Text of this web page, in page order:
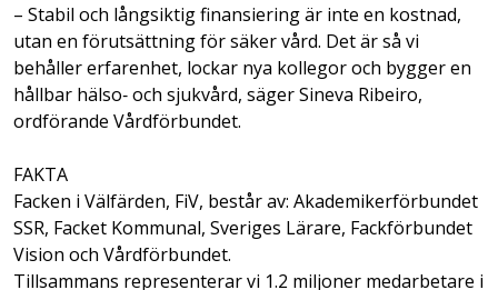
– Stabil och långsiktig finansiering är inte en kostnad,
utan en förutsättning för säker vård. Det är så vi
behåller erfarenhet, lockar nya kollegor och bygger en
hållbar hälso‑ och sjukvård, säger Sineva Ribeiro,
ordförande Vårdförbundet.
FAKTA
Facken i Välfärden, FiV, består av: Akademikerförbundet
SSR, Facket Kommunal, Sveriges Lärare, Fackförbundet
Vision och Vårdförbundet.
Tillsammans representerar vi 1.2 miljoner medarbetare i